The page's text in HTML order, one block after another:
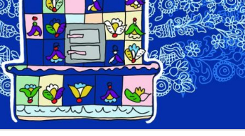
wśród ceglanych murów ... Gazowe
śladami ... Wielka Brytania: Lesbijka została
w konspiracji ... Kolejne kontrowersje wokół
... Powstańcy w Skierniewicach ...
z pomocą walczącej Warszawie ... Kneecap i